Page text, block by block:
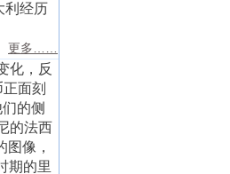
利经历
更多……
化，反
面刻
的侧
的法西
像，
期的里